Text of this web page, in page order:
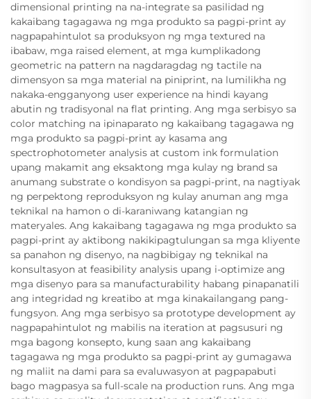
dimensional printing na na-integrate sa pasilidad ng
kakaibang tagagawa ng mga produkto sa pagpi-print ay
nagpapahintulot sa produksyon ng mga textured na
ibabaw, mga raised element, at mga kumplikadong
geometric na pattern na nagdaragdag ng tactile na
dimensyon sa mga material na piniprint, na lumilikha ng
nakaka-engganyong user experience na hindi kayang
abutin ng tradisyonal na flat printing. Ang mga serbisyo sa
color matching na ipinaparato ng kakaibang tagagawa ng
mga produkto sa pagpi-print ay kasama ang
spectrophotometer analysis at custom ink formulation
upang makamit ang eksaktong mga kulay ng brand sa
anumang substrate o kondisyon sa pagpi-print, na nagtiyak
ng perpektong reproduksyon ng kulay anuman ang mga
teknikal na hamon o di-karaniwang katangian ng
materyales. Ang kakaibang tagagawa ng mga produkto sa
pagpi-print ay aktibong nakikipagtulungan sa mga kliyente
sa panahon ng disenyo, na nagbibigay ng teknikal na
konsultasyon at feasibility analysis upang i-optimize ang
mga disenyo para sa manufacturability habang pinapanatili
ang integridad ng kreatibo at mga kinakailangang pang-
fungsyon. Ang mga serbisyo sa prototype development ay
nagpapahintulot ng mabilis na iteration at pagsusuri ng
mga bagong konsepto, kung saan ang kakaibang
tagagawa ng mga produkto sa pagpi-print ay gumagawa
ng maliit na dami para sa evaluwasyon at pagpapabuti
bago magpasya sa full-scale na production runs. Ang mga